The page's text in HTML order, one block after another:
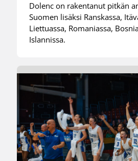
Dolenc on rakentanut pitkän
Suomen lisäksi Ranskassa,
Liettuassa, Romaniassa,
Islannissa.